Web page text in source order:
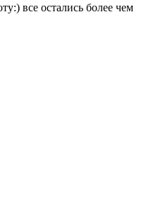
все остались более чем